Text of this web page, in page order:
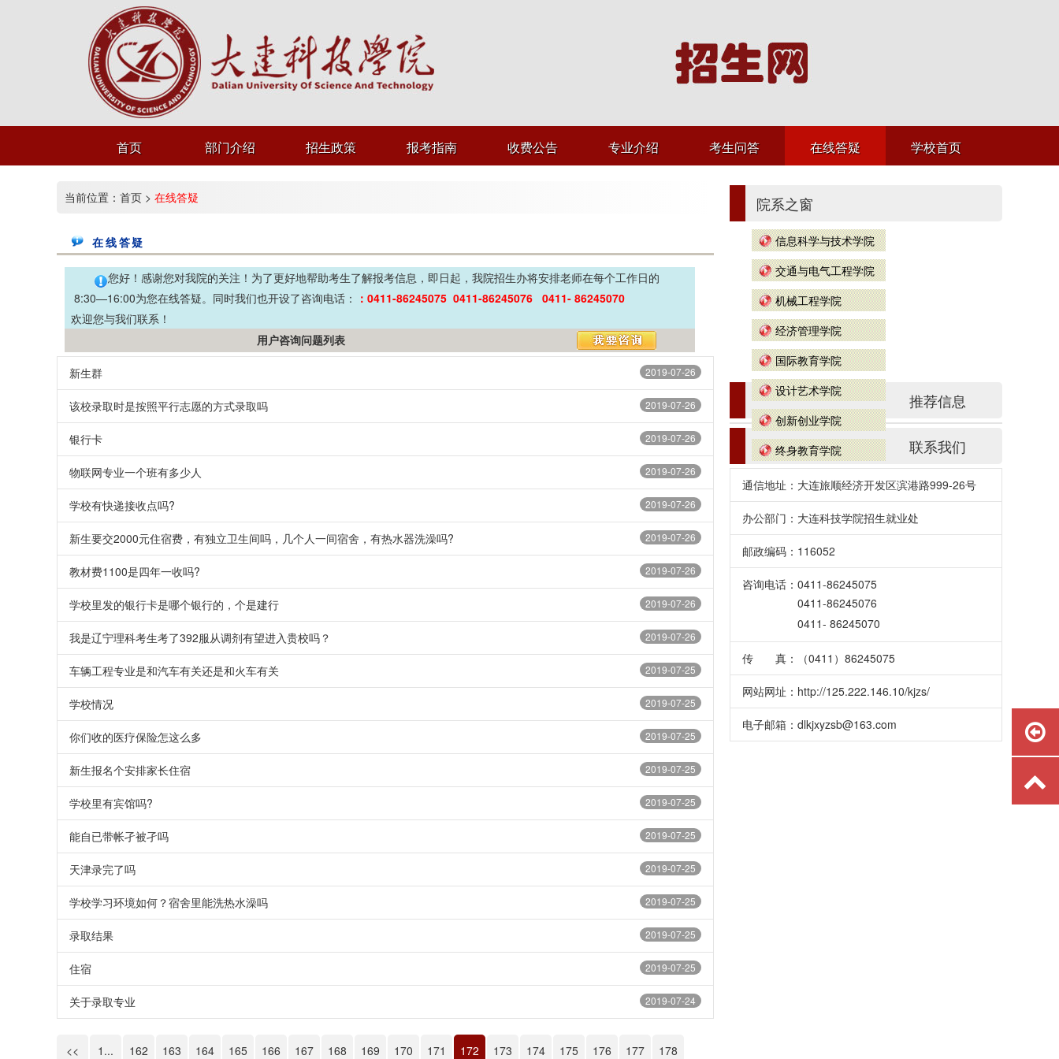
学校首页
在线答疑
考生问答
专业介绍
收费公告
报考指南
招生政策
部门介绍
首页
当前位置： 首页 > 在线答疑
在线答疑
您好！感谢您对我院的关注！为了更好地帮助考生了解报考信息，即日起，我院招生办将安排老师在每个工作日的
8:30—16:00为您在线答疑。同时我们也开设了咨询电话： ：0411-86245075 0411-86245076 0411- 86245070
欢迎您与我们联系！
用户咨询问题列表
2019-07-26
新生群
2019-07-26
该校录取时是按照平行志愿的方式录取吗
2019-07-26
银行卡
2019-07-26
物联网专业一个班有多少人
2019-07-26
学校有快递接收点吗?
2019-07-26
新生要交2000元住宿费，有独立卫生间吗，几个人一间宿舍，有热水器洗澡吗?
2019-07-26
教材费1100是四年一收吗?
2019-07-26
学校里发的银行卡是哪个银行的，个是建行
2019-07-26
我是辽宁理科考生考了392服从调剂有望进入贵校吗？
2019-07-25
车辆工程专业是和汽车有关还是和火车有关
2019-07-25
学校情况
2019-07-25
你们收的医疗保险怎这么多
2019-07-25
新生报名个安排家长住宿
2019-07-25
学校里有宾馆吗?
2019-07-25
能自已带帐孑被孑吗
2019-07-25
天津录完了吗
2019-07-25
学校学习环境如何？宿舍里能洗热水澡吗
2019-07-25
录取结果
2019-07-25
住宿
2019-07-24
关于录取专业
<< 1... 162 163 164 165 166 167 168 169 170 171 172 173 174 175 176 177 178
院系之窗
信息科学与技术学院
交通与电气工程学院
机械工程学院
经济管理学院
国际教育学院
设计艺术学院
创新创业学院
终身教育学院
推荐信息
联系我们
通信地址：大连旅顺经济开发区滨港路999-26号
办公部门：大连科技学院招生就业处
邮政编码：116052
咨询电话：0411-86245075
0411-86245076
0411- 86245070
传 真：（0411）86245075
网站网址：http://125.222.146.10/kjzs/
电子邮箱：dlkjxyzsb@163.com